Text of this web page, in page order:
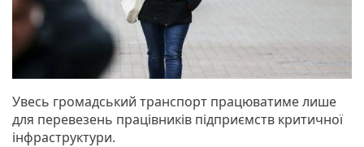
Увесь громадський транспорт працюватиме лише
для перевезень працівників підприємств критичної
інфраструктури.